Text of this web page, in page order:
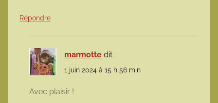
Répondre
marmotte dit :
1 juin 2024 à 15 h 56 min
Avec plaisir !